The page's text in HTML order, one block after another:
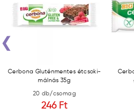
Cerbona Gluténmentes étcsoki-
málnás 35g
20 db/csomag
246 Ft
‹